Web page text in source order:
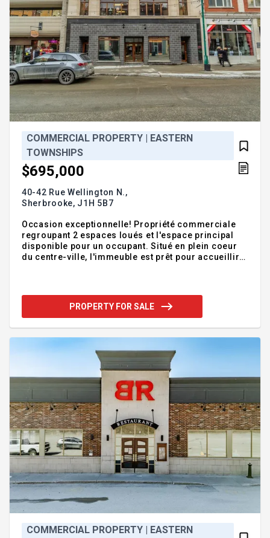
COMMERCIAL PROPERTY | EASTERN
TOWNSHIPS
$695,000
40-42 Rue Wellington N.,
Sherbrooke, J1H 5B7
Occasion exceptionnelle! Propriété commerciale
regroupant 2 espaces loués et l'espace principal
disponible pour un occupant. Situé en plein coeur
du centre-ville, l'immeuble est prêt pour accueillir
place. Les données disponibles indiquent les
superficies approximatives suivantes : - Rez-de-
PROPERTY FOR SALE
COMMERCIAL PROPERTY | EASTERN